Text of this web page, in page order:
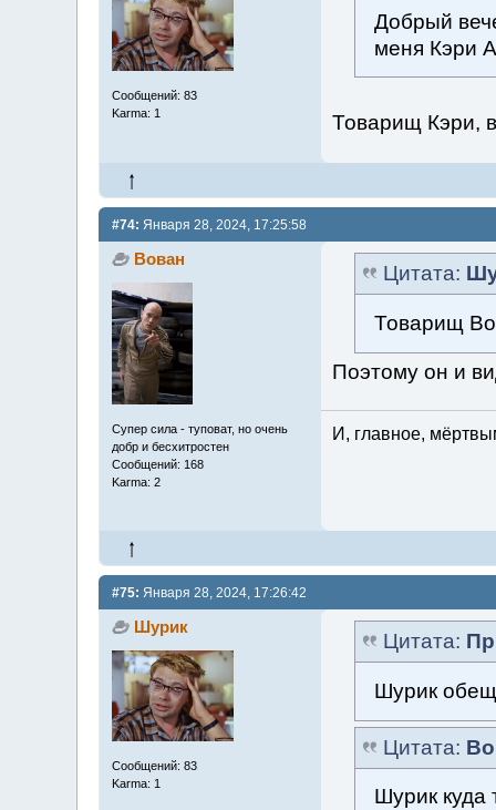
Сообщений: 83
Karma: 1
Добрый
меня Кэри
Товарищ Кэри,
#74: Января 28, 2024, 17:25:58
Вован
Супер сила - туповат, но очень
добр и бесхитростен
Сообщений: 168
Karma: 2
Цитата:
Товарищ
Поэтому он и
И, главное,
#75: Января 28, 2024, 17:26:42
Шурик
Сообщений: 83
Karma: 1
Цитата:
Шурик
Цитата:
Шурик куда